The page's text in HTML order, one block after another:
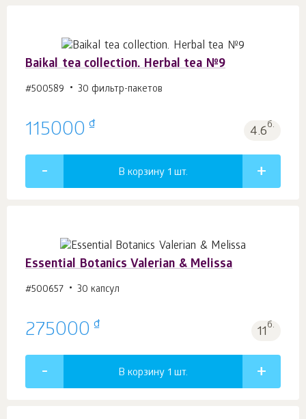
Baikal tea collection. Herbal tea №9
#500589 30 фильтр-пакетов
115000 ₫ 4.6б.
В корзину 1 шт.
Essential Botanics Valerian & Melissa
#500657 30 капсул
275000 ₫ 11б.
В корзину 1 шт.